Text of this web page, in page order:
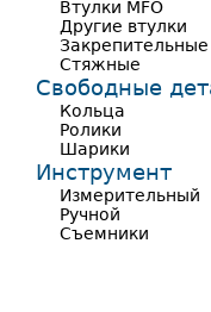
Втулки MFO
Другие втулки
Закрепительные
Стяжные
Свободные
Кольца
Ролики
Шарики
Инструмент
Измерительный
Ручной
Съемники